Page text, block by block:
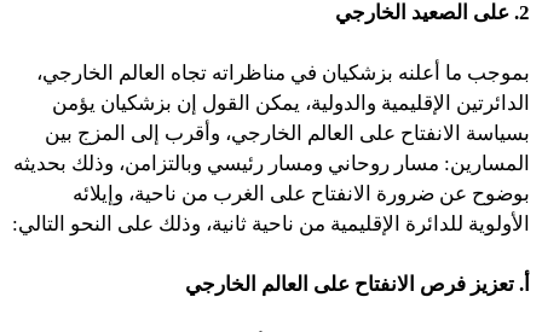
2. على الصعيد الخارجي
بموجب ما أعلنه بزشكيان في مناظراته تجاه العالم الخارجي،
الدائرتين الإقليمية والدولية، يمكن القول إن بزشكيان يؤمن
بسياسة الانفتاح على العالم الخارجي، وأقرب إلى المزج بين
المسارين: مسار روحاني ومسار رئيسي وبالتزامن، وذلك بحديثه
بوضوح عن ضرورة الانفتاح على الغرب من ناحية، وإيلائه
الأولوية للدائرة الإقليمية من ناحية ثانية، وذلك على النحو التالي:
أ. تعزيز فرص الانفتاح على العالم الخارجي